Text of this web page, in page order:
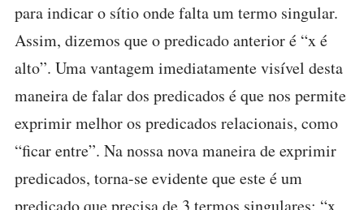
para indicar o sítio onde falta um termo singular.
Assim, dizemos que o predicado anterior é “x é
alto”. Uma vantagem imediatamente visível desta
maneira de falar dos predicados é que nos permite
exprimir melhor os predicados relacionais, como
“ficar entre”. Na nossa nova maneira de exprimir
predicados, torna-se evidente que este é um
predicado que precisa de 3 termos singulares: “x